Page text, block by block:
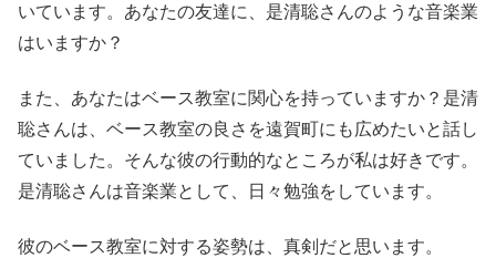
いています。あなたの友達に、是清聡さんのような音楽業
はいますか？
また、あなたはベース教室に関心を持っていますか？是清
聡さんは、ベース教室の良さを遠賀町にも広めたいと話し
ていました。そんな彼の行動的なところが私は好きです。
是清聡さんは音楽業として、日々勉強をしています。
彼のベース教室に対する姿勢は、真剣だと思います。